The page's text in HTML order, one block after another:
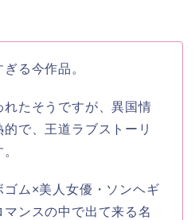
る今作品。
たそうですが、異国情
で、王道ラブストーリ
ム×美人女優・ソンヘギ
マンスの中で出て来る名